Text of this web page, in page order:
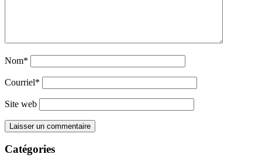
Nom*
Courriel*
Site web
Catégories